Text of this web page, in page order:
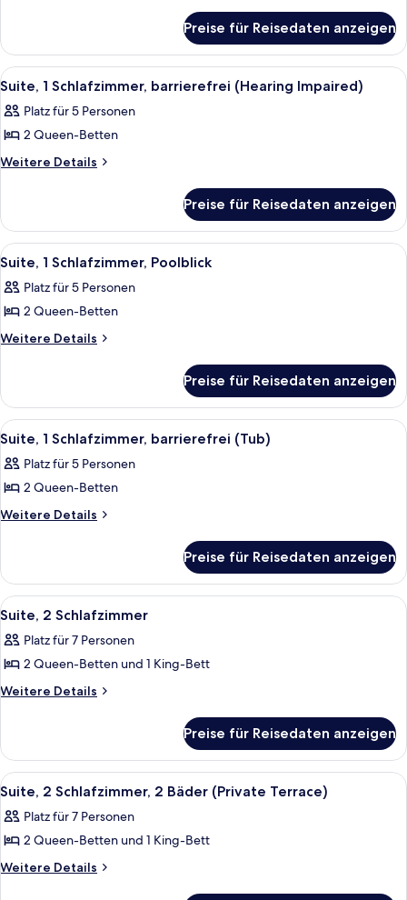
1
Schlafzimmer
Preise für Reisedaten anzeigen
Alle
Fotos
für
Suite,
1
(Hearing
Impaired)
anzeigen
Ein Hotelzimmer mit zwei Betten,
5
Suite, 1 Schlafzimmer, barrierefrei (Hearing Impaired)
Platz für 5 Personen
2 Queen-Betten
Weitere Details
Weitere
1
Schlafzimmer,
barrierefrei
Impaired)
Preise für Reisedaten anzeigen
Alle
Fotos
für
Suite,
1
anzeigen
Ein Hotelzimmer mit zwei Betten,
6
Suite, 1 Schlafzimmer, Poolblick
Platz für 5 Personen
2 Queen-Betten
Weitere Details
Weitere
1
Schlafzimmer,
Poolblick
Preise für Reisedaten anzeigen
Alle
Fotos
für
Suite,
1
(Tub)
anzeigen
Ein Hotelzimmer mit zwei Betten,
6
Suite, 1 Schlafzimmer, barrierefrei (Tub)
Platz für 5 Personen
2 Queen-Betten
Weitere Details
Weitere
1
Schlafzimmer,
barrierefrei
Preise für Reisedaten anzeigen
Alle
Fotos
für
Suite,
2 Schlafzimmer
Ein modernes Wohnzimmer mit
7
Suite, 2 Schlafzimmer
Platz für 7 Personen
2 Queen-Betten und 1 King-Bett
Weitere Details
Weitere
2 Schlafzimmer
Preise für Reisedaten anzeigen
Alle
Fotos
für
Suite,
2 Schlafzimmer,
Eine sonnendurchflutete
8
Suite, 2 Schlafzimmer, 2 Bäder (Private Terrace)
Platz für 7 Personen
2 Queen-Betten und 1 King-Bett
Weitere Details
Weitere